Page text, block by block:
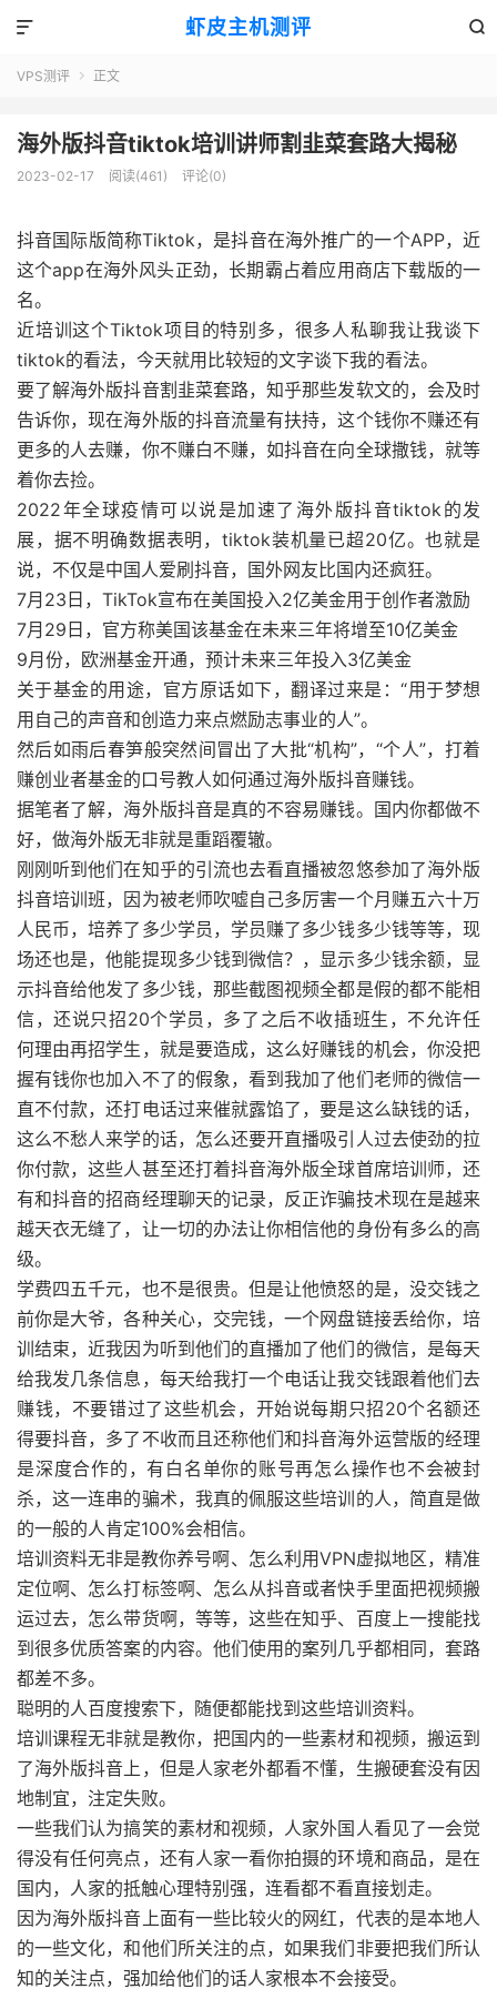
虾皮主机测评 

VPS测评  正文
海外版抖音tiktok培训讲师割韭菜套路大揭秘
2023-02-17 阅读(461) 评论(0)
抖音国际版简称Tiktok，是抖音在海外推广的一个APP，近
这个app在海外风头正劲，长期霸占着应用商店下载版的一
名。
近培训这个Tiktok项目的特别多，很多人私聊我让我谈下
tiktok的看法，今天就用比较短的文字谈下我的看法。
要了解海外版抖音割韭菜套路，知乎那些发软文的，会及时
告诉你，现在海外版的抖音流量有扶持，这个钱你不赚还有
更多的人去赚，你不赚白不赚，如抖音在向全球撒钱，就等
着你去捡。
2022年全球疫情可以说是加速了海外版抖音tiktok的发
展，据不明确数据表明，tiktok装机量已超20亿。也就是
说，不仅是中国人爱刷抖音，国外网友比国内还疯狂。
7月23日，TikTok宣布在美国投入2亿美金用于创作者激励
7月29日，官方称美国该基金在未来三年将增至10亿美金
9月份，欧洲基金开通，预计未来三年投入3亿美金
关于基金的用途，官方原话如下，翻译过来是：“用于梦想
用自己的声音和创造力来点燃励志事业的人”。
然后如雨后春笋般突然间冒出了大批“机构”，“个人”，打着
赚创业者基金的口号教人如何通过海外版抖音赚钱。
据笔者了解，海外版抖音是真的不容易赚钱。国内你都做不
好，做海外版无非就是重蹈覆辙。
刚刚听到他们在知乎的引流也去看直播被忽悠参加了海外版
抖音培训班，因为被老师吹嘘自己多厉害一个月赚五六十万
人民币，培养了多少学员，学员赚了多少钱多少钱等等，现
场还也是，他能提现多少钱到微信？，显示多少钱余额，显
示抖音给他发了多少钱，那些截图视频全都是假的都不能相
信，还说只招20个学员，多了之后不收插班生，不允许任
何理由再招学生，就是要造成，这么好赚钱的机会，你没把
握有钱你也加入不了的假象，看到我加了他们老师的微信一
直不付款，还打电话过来催就露馅了，要是这么缺钱的话，
这么不愁人来学的话，怎么还要开直播吸引人过去使劲的拉
你付款，这些人甚至还打着抖音海外版全球首席培训师，还
有和抖音的招商经理聊天的记录，反正诈骗技术现在是越来
越天衣无缝了，让一切的办法让你相信他的身份有多么的高
级。
学费四五千元，也不是很贵。但是让他愤怒的是，没交钱之
前你是大爷，各种关心，交完钱，一个网盘链接丢给你，培
训结束，近我因为听到他们的直播加了他们的微信，是每天
给我发几条信息，每天给我打一个电话让我交钱跟着他们去
赚钱，不要错过了这些机会，开始说每期只招20个名额还
得要抖音，多了不收而且还称他们和抖音海外运营版的经理
是深度合作的，有白名单你的账号再怎么操作也不会被封
杀，这一连串的骗术，我真的佩服这些培训的人，简直是做
的一般的人肯定100%会相信。
培训资料无非是教你养号啊、怎么利用VPN虚拟地区，精准
定位啊、怎么打标签啊、怎么从抖音或者快手里面把视频搬
运过去，怎么带货啊，等等，这些在知乎、百度上一搜能找
到很多优质答案的内容。他们使用的案列几乎都相同，套路
都差不多。
聪明的人百度搜索下，随便都能找到这些培训资料。
培训课程无非就是教你，把国内的一些素材和视频，搬运到
了海外版抖音上，但是人家老外都看不懂，生搬硬套没有因
地制宜，注定失败。
一些我们认为搞笑的素材和视频，人家外国人看见了一会觉
得没有任何亮点，还有人家一看你拍摄的环境和商品，是在
国内，人家的抵触心理特别强，连看都不看直接划走。
因为海外版抖音上面有一些比较火的网红，代表的是本地人
的一些文化，和他们所关注的点，如果我们非要把我们所认
知的关注点，强加给他们的话人家根本不会接受。